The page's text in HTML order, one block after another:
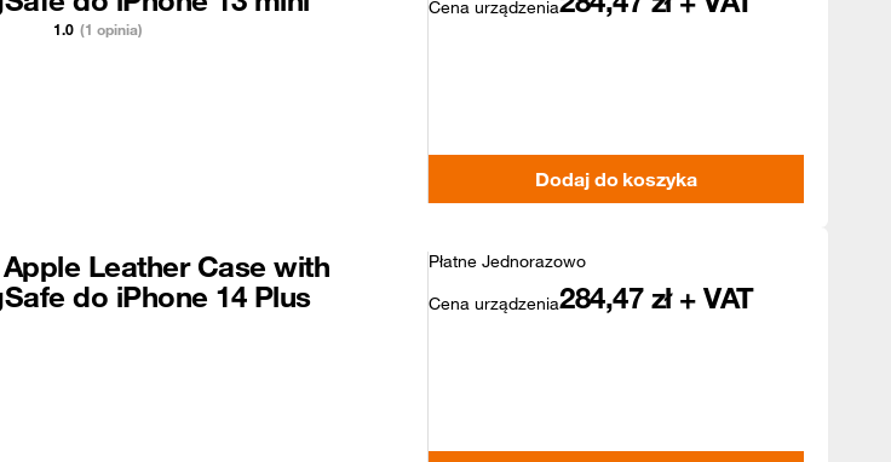
1.0 (1 opinia)
Cena urządzenia
Dodaj do koszyka
Leather Case with
do iPhone 14 Plus
Płatne Jednorazowo
Cena urządzenia284,47 zł + VAT